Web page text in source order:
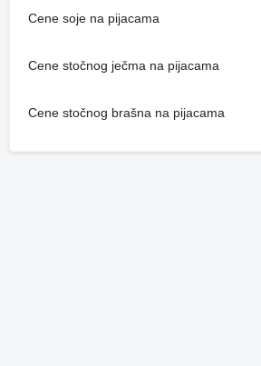
Cene soje na pijacama
Cene stočnog ječma na pijacama
Cene stočnog brašna na pijacama